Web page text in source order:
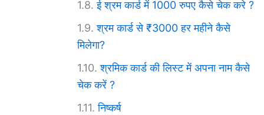
ई श्रम कार्ड में 1000 रुपए कैसे चेक करे ?
श्रम कार्ड से ₹3000 हर महीने कैसे
मिलेगा?
श्रमिक कार्ड की लिस्ट में अपना नाम कैसे
चेक करें ?
निष्कर्ष